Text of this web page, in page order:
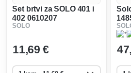
Set brtvi za SOLO 401 i
402 0610207
SOLO
11,69 € 47